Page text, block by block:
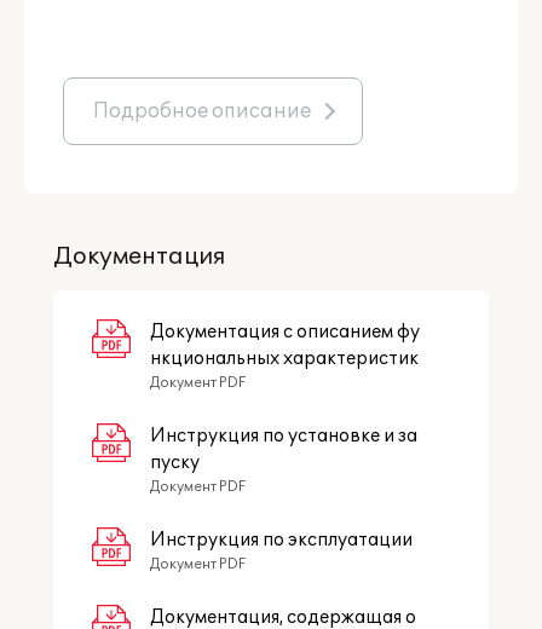
Подробное описание
Документация
Документация с описанием фу
нкциональных характеристик
Документ PDF
Инструкция по установке и за
пуску
Документ PDF
Инструкция по эксплуатации
Документ PDF
Документация, содержащая о